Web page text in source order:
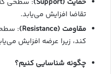
حمایت (Support)
: سطحی که
تقاضا افزایش می‌یابد.
مقاومت (Resistance)
:
کند، زیرا عرضه افزایش
چگونه شناسایی کنیم؟